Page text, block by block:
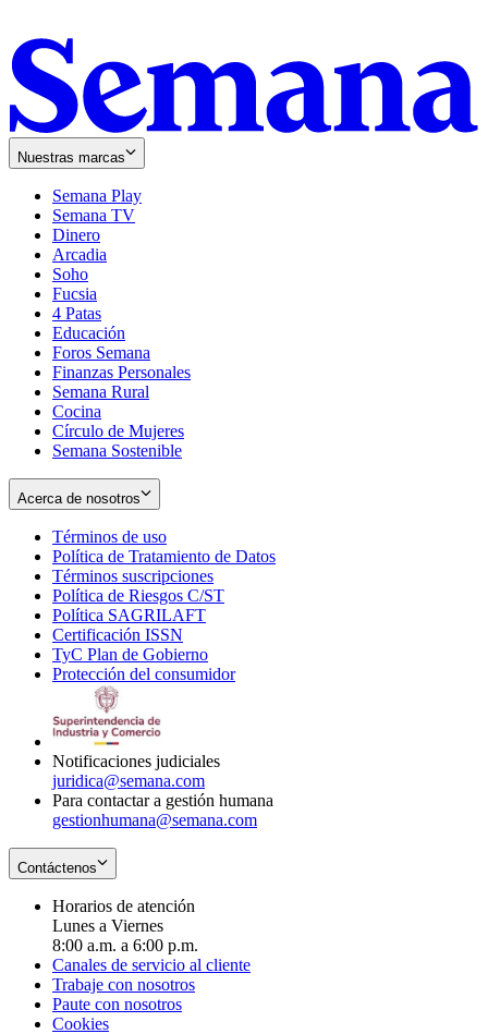
Nuestras marcas
Semana Play
Semana TV
Dinero
Arcadia
Soho
in
new
window
Fucsia
in
new
window
4 Patas
Educación
Foros Semana
Finanzas Personales
Semana Rural
Cocina
Círculo de Mujeres
Semana Sostenible
Acerca de nosotros
Términos de uso
in
new
window
Política de Tratamiento de Datos
Términos suscripciones
in
Política de Riesgos C/ST
Política SAGRILAFT
new
window
Certificación ISSN
in
new
TyC Plan de Gobierno
in
Protección del consumidorOpens
Notificaciones judiciales
juridica@semana.com
Para contactar a gestión humana
gestionhumana@semana.com
Contáctenos
Horarios de atención
Lunes a Viernes
8:00 a.m. a 6:00 p.m.
Canales de servicio al cliente
Trabaje con nosotros
Paute con nosotros
Cookies